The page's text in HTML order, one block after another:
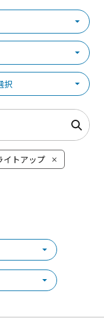
択
イトアップ